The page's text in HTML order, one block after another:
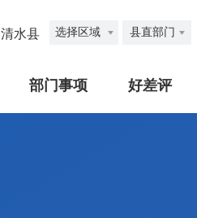
清水县 选择区域 县直部门
部门事项 好差评